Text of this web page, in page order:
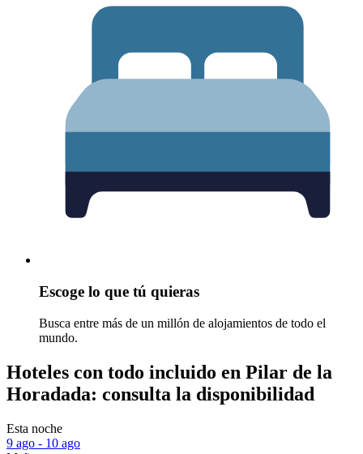
Escoge lo que tú quieras
Busca entre más de un millón de alojamientos de todo el
mundo.
Hoteles con todo incluido en Pilar de la
Horadada: consulta la disponibilidad
Esta noche
9 ago - 10 ago